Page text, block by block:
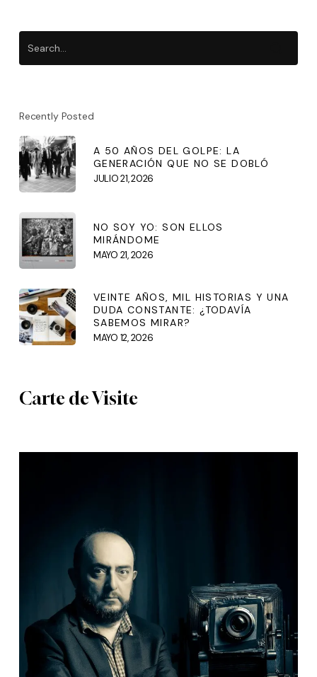
Recently Posted
A 50 AÑOS DEL GOLPE: LA
GENERACIÓN QUE NO SE DOBLÓ
JULIO 21, 2026
NO SOY YO: SON ELLOS
MIRÁNDOME
MAYO 21, 2026
VEINTE AÑOS, MIL HISTORIAS Y UNA
DUDA CONSTANTE: ¿TODAVÍA
SABEMOS MIRAR?
MAYO 12, 2026
Carte de Visite